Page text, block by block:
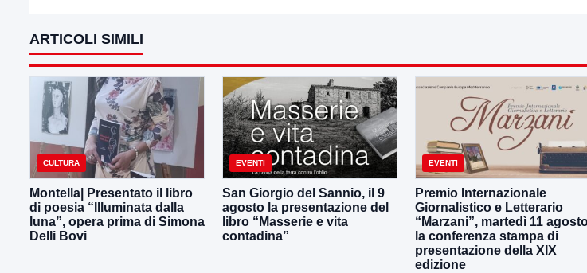
ARTICOLI SIMILI
CULTURA
Montella| Presentato il libro
di poesia “Illuminata dalla
luna”, opera prima di Simona
Delli Bovi
EVENTI
San Giorgio del Sannio, il 9
agosto la presentazione del
libro “Masserie e vita
contadina”
EVENTI
Premio Internazionale
Giornalistico e Letterario
“Marzani”, martedì 11
la conferenza stampa di
presentazione della XIX
edizione